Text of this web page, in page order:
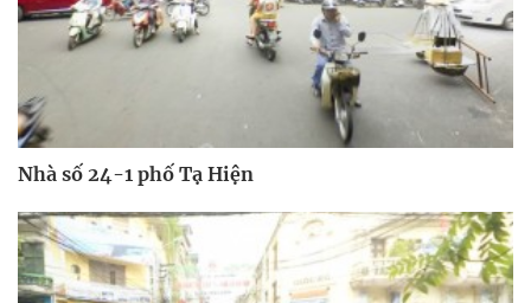
Nhà số 24-1 phố Tạ Hiện